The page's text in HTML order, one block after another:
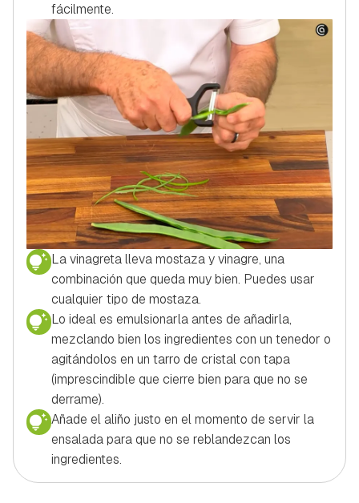
fácilmente.
La vinagreta lleva mostaza y vinagre, una
combinación que queda muy bien. Puedes usar
cualquier tipo de mostaza.
Lo ideal es emulsionarla antes de añadirla,
mezclando bien los ingredientes con un tenedor o
agitándolos en un tarro de cristal con tapa
(imprescindible que cierre bien para que no se
derrame).
Añade el aliño justo en el momento de servir la
ensalada para que no se reblandezcan los
ingredientes.